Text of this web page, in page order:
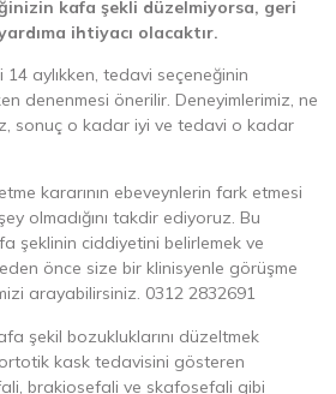
kafa şekli düzelmiyorsa, geri
ihtiyacı olacaktır.
aylıkken, tedavi seçeneğinin
denenmesi önerilir. Deneyimlerimiz, ne
sonuç o kadar iyi ve tedavi o kadar
kararının ebeveynlerin fark etmesi
olmadığını takdir ediyoruz. Bu
şeklinin ciddiyetini belirlemek ve
önce size bir klinisyenle görüşme
arayabilirsiniz. 0312 2832691